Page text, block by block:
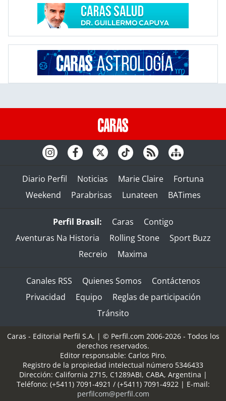
Diario Perfil Noticias Marie Claire
Fortuna
Weekend
Parabrisas Lunateen BATimes
Perfil Brasil: Caras
Contigo
Aventuras Na Historia
Rolling Stone
Sport Buzz
Recreio
Maxima
Canales RSS Quienes Somos
Contáctenos
Privacidad
Equipo
Reglas de participación
Tránsito
Caras - Editorial Perfil S.A. | © Perfil.com 2006-2026 - Todos los
derechos reservados.
Editor responsable: Carlos Piro.
Registro de la propiedad intelectual número 5346433
Dirección: California 2715, C1289ABI, CABA, Argentina |
Teléfono: (+5411) 7091-4921 / (+5411) 7091-4922 | E-mail:
perfilcom@perfil.com